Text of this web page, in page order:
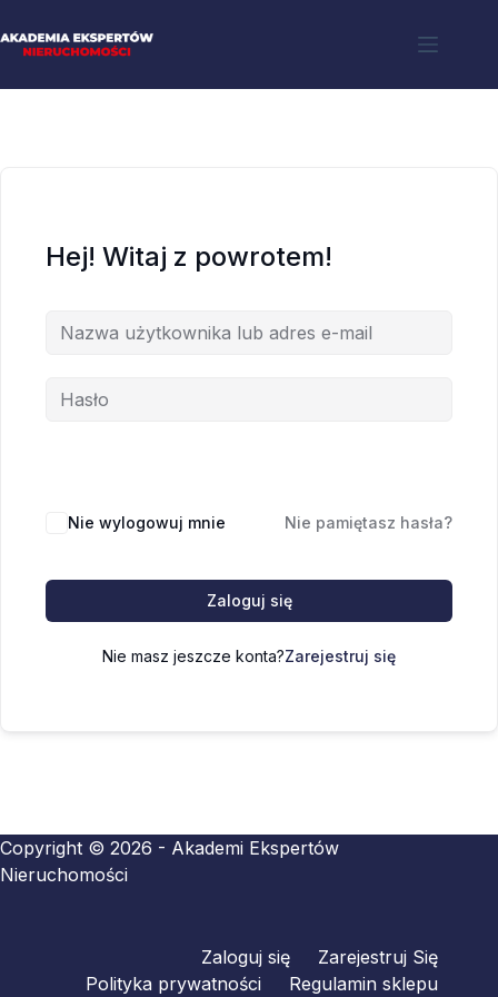
Hej! Witaj z powrotem!
Nie wylogowuj mnie Nie pamiętasz hasła?
Zaloguj się
Nie masz jeszcze konta?Zarejestruj się
Copyright © 2026 - Akademi Ekspertów
Nieruchomości
Zaloguj się
Zarejestruj Się
Polityka prywatności
Regulamin sklepu